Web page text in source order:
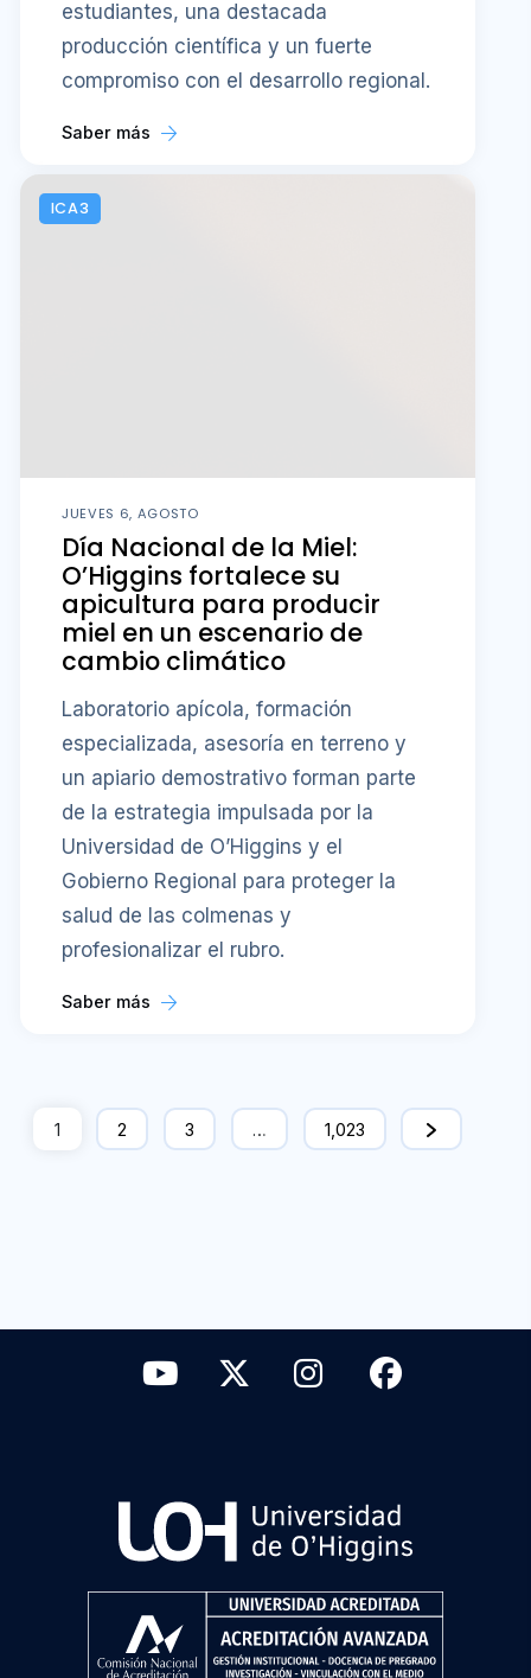
estudiantes, una destacada
producción científica y un fuerte
compromiso con el desarrollo regional.
Saber más
ICA3
JUEVES 6, AGOSTO
Día Nacional de la Miel:
O’Higgins fortalece su
apicultura para producir
miel en un escenario de
cambio climático
Laboratorio apícola, formación
especializada, asesoría en terreno y
un apiario demostrativo forman parte
de la estrategia impulsada por la
Universidad de O’Higgins y el
Gobierno Regional para proteger la
salud de las colmenas y
profesionalizar el rubro.
Saber más
1 2 3 … 1,023